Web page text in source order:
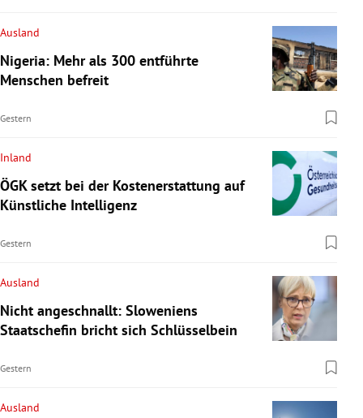
Ausland
Nigeria: Mehr als 300 entführte
Menschen befreit
Gestern
Inland
ÖGK setzt bei der Kostenerstattung auf
Künstliche Intelligenz
Gestern
Ausland
Nicht angeschnallt: Sloweniens
Staatschefin bricht sich Schlüsselbein
Gestern
Ausland